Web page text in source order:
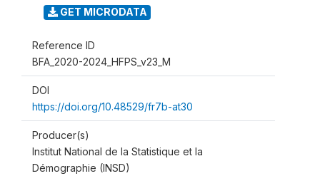
GET MICRODATA
Reference ID
BFA_2020-2024_HFPS_v23_M
DOI
https://doi.org/10.48529/fr7b-at30
Producer(s)
Institut National de la Statistique et la
Démographie (INSD)